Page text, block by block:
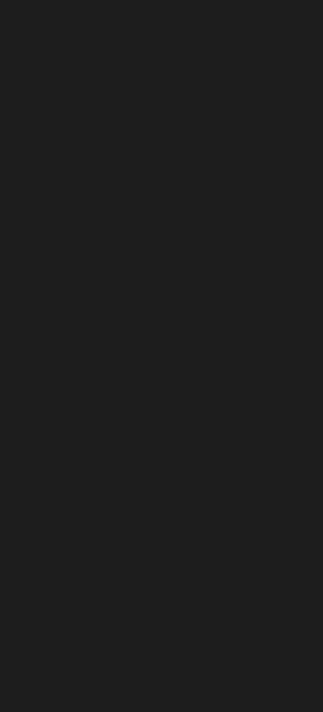
отрываюсь от земли новая музыка
отрываюсь от земли новая музыка
отрываюсь от земли новая музыка
отрываюсь от земли новая музыка
отрываюсь от земли новая музыка
отрываюсь от земли новая музыка
отрываюсь от земли новая музыка
отрываюсь от земли новая музыка
музыка новый хит новый клубняк ибица
земли новая музыка новый хит новый